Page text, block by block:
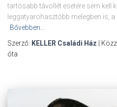
tartósabb távollét esetére sem kell
leggatyarohasztóbb melegben is,
Bővebben…
Szerző: KELLER Családi Ház |
óta